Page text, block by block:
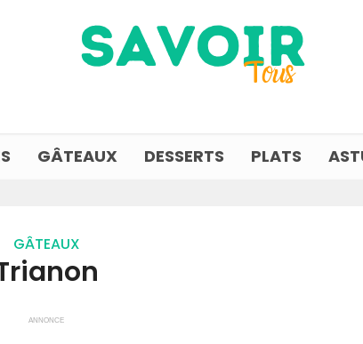
GÂTEAUX DESSERTS PLATS
GÂTEAUX
ANNONCE